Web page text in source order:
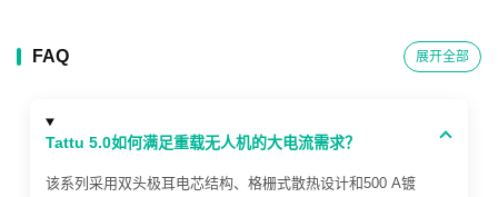
FAQ 展开全部
Tattu 5.0如何满足重载无人机的大电流需求？
该系列采用双头极耳电芯结构、格栅式散热设计和500 A镀